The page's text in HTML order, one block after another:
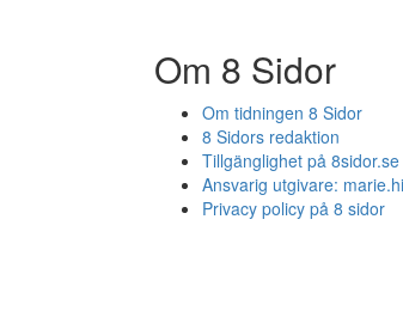
Om 8 Sidor
Om tidningen 8 Sidor
8 Sidors redaktion
Tillgänglighet på 8sidor.se
Ansvarig utgivare:
Privacy policy på 8 sidor